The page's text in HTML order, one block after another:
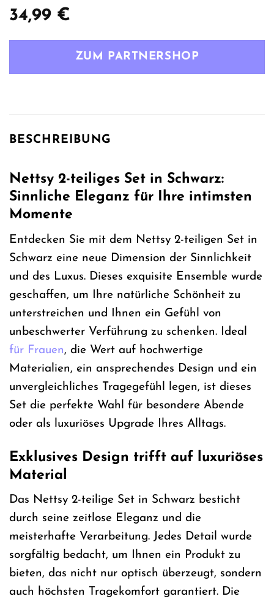
34,99 €
ZUM PARTNERSHOP
BESCHREIBUNG
Nettsy 2-teiliges Set in Schwarz:
Sinnliche Eleganz für Ihre intimsten
Momente
Entdecken Sie mit dem Nettsy 2-teiligen Set in
Schwarz eine neue Dimension der Sinnlichkeit
und des Luxus. Dieses exquisite Ensemble wurde
geschaffen, um Ihre natürliche Schönheit zu
unterstreichen und Ihnen ein Gefühl von
unbeschwerter Verführung zu schenken. Ideal
für Frauen, die Wert auf hochwertige
Materialien, ein ansprechendes Design und ein
unvergleichliches Tragegefühl legen, ist dieses
Set die perfekte Wahl für besondere Abende
oder als luxuriöses Upgrade Ihres Alltags.
Exklusives Design trifft auf luxuriöses
Material
Das Nettsy 2-teilige Set in Schwarz besticht
durch seine zeitlose Eleganz und die
meisterhafte Verarbeitung. Jedes Detail wurde
sorgfältig bedacht, um Ihnen ein Produkt zu
bieten, das nicht nur optisch überzeugt, sondern
auch höchsten Tragekomfort garantiert. Die